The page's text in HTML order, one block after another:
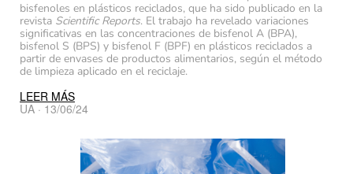
bisfenoles en plásticos reciclados, que ha sido publicado en la
revista Scientific Reports. El trabajo ha revelado variaciones
significativas en las concentraciones de bisfenol A (BPA),
bisfenol S (BPS) y bisfenol F (BPF) en plásticos reciclados a
partir de envases de productos alimentarios, según el método
de limpieza aplicado en el reciclaje.
LEER MÁS
UA · 13/06/24